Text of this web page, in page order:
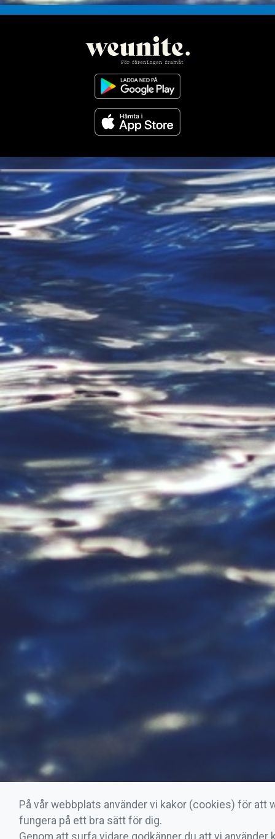
På vår webbplats använder vi kakor (cookies) för att
fungera på ett bra sätt för dig.
Genom att surfa vidare godkänner du att vi använder